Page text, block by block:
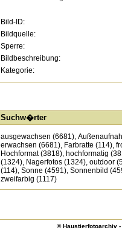
Bild-ID:
Bildquelle:
Sperre:
Bildbeschreibung:
Kategorie:
Suchw�rter
ausgewachsen (6681),
erwachsen (6681), Farbratte (114),
Hochformat (3818), hochformatig
(1324), Nagerfotos (1324), outdoor
(114), Sonne (4591), Sonnenbild
zweifarbig (1117)
© Haustierfotoarchiv